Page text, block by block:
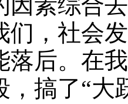
们，社会
落后。在
，搞了“大